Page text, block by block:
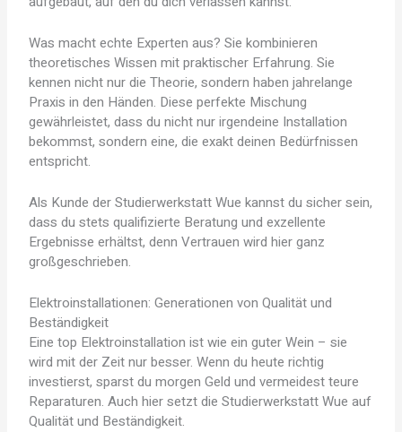
Was macht echte Experten aus? Sie kombinieren
theoretisches Wissen mit praktischer Erfahrung. Sie
kennen nicht nur die Theorie, sondern haben jahrelange
Praxis in den Händen. Diese perfekte Mischung
gewährleistet, dass du nicht nur irgendeine Installation
bekommst, sondern eine, die exakt deinen Bedürfnissen
entspricht.
Als Kunde der Studierwerkstatt Wue kannst du sicher sein,
dass du stets qualifizierte Beratung und exzellente
Ergebnisse erhältst, denn Vertrauen wird hier ganz
großgeschrieben.
Elektroinstallationen: Generationen von Qualität und
Beständigkeit
Eine top Elektroinstallation ist wie ein guter Wein – sie
wird mit der Zeit nur besser. Wenn du heute richtig
investierst, sparst du morgen Geld und vermeidest teure
Reparaturen. Auch hier setzt die Studierwerkstatt Wue auf
Qualität und Beständigkeit.